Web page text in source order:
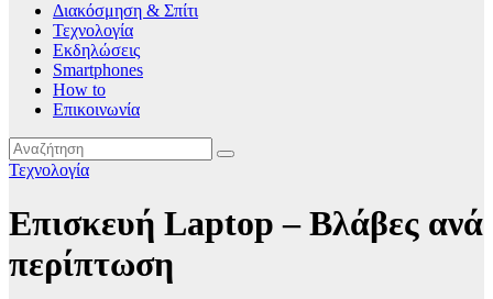
Διακόσμηση & Σπίτι
Τεχνολογία
Εκδηλώσεις
Smartphones
How to
Επικοινωνία
Τεχνολογία
Επισκευή Laptop – Βλάβες ανά
περίπτωση